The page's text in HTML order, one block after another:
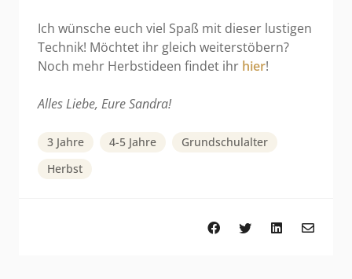
Ich wünsche euch viel Spaß mit dieser lustigen
Technik! Möchtet ihr gleich weiterstöbern?
Noch mehr Herbstideen findet ihr hier!
Alles Liebe, Eure Sandra!
3 Jahre 4-5 Jahre
Grundschulalter
Herbst